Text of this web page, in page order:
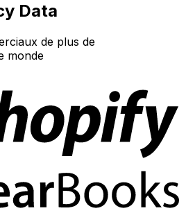
Data
de plus de
monde